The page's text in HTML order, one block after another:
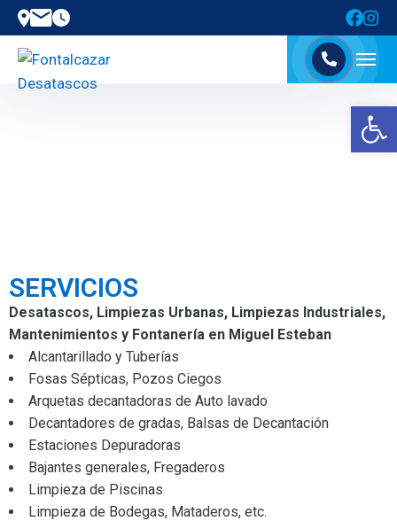
Abrir barra de herramientas
SERVICIOS
Desatascos, Limpiezas Urbanas, Limpiezas Industriales,
Mantenimientos y Fontanería en Miguel Esteban
Alcantarillado y Tuberías
Fosas Sépticas, Pozos Ciegos
Arquetas decantadoras de Auto lavado
Decantadores de gradas, Balsas de Decantación
Estaciones Depuradoras
Bajantes generales, Fregaderos
Limpieza de Piscinas
Limpieza de Bodegas, Mataderos, etc.